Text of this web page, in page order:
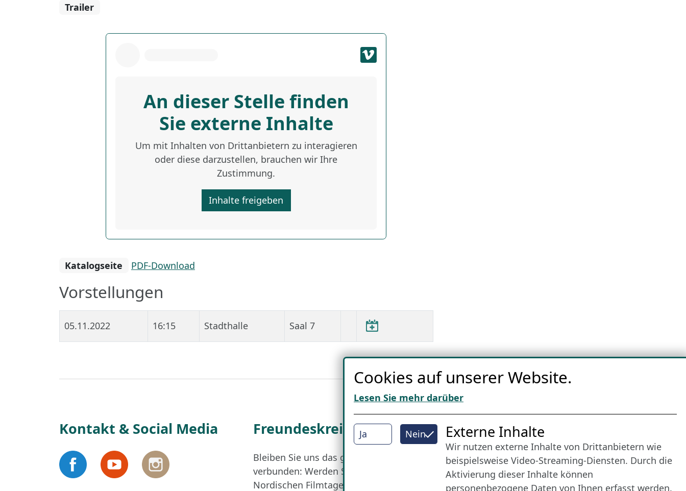
Trailer
An dieser Stelle finden
Sie externe Inhalte
Um mit Inhalten von Drittanbietern zu interagieren
oder diese darzustellen, brauchen wir Ihre
Zustimmung.
Inhalte freigeben
Katalogseite PDF-Download
Vorstellungen
05.11.2022 16:15 Stadthalle Saal 7
Kontakt & Social Media Freundes­kreis
Bleiben Sie uns das ganze Jahr über
verbunden: Werden Sie Freund der
Nordischen Filmtage Lübeck.
Internet Partner
Cookies auf unserer Website.
Lesen Sie mehr darüber
Ja Nein Externe Inhalte
Wir nutzen externe Inhalte von Drittanbietern wie
beispielsweise Video-Streaming-Diensten. Durch die
Aktivierung dieser Inhalte können
personenbezogene Daten von Ihnen erfasst werden.